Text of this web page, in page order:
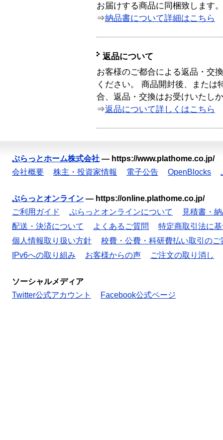
お届けする商品に同梱致します。
⇒納品書について詳細はこちら
返品について
お客様のご都合による返品・交
ください。 商品開封後、または
合、返品・交換はお受けいたし
⇒返品について詳しくはこちら
ぷらっとホーム株式会社 — https://www.plathome.co.jp/
会社概要
株主・投資家情報 電子公告 OpenBlocks
ぷらっとオンライン — https://online.plathome.co.jp/
ご利用ガイド
ぷらっとオンラインについて
見積書・
配送・決済について
よくあるご質問
特定商取引法に
個人情報取り扱い方針
校費・公費・科研費払い取引のご
IPv6への取り組み
お客様からの声 ご注文の取り消し
ソーシャルメディア
Twitter公式アカウント
Facebook公式ページ